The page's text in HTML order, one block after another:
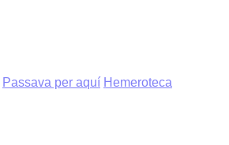
Passava per aquí Hemeroteca